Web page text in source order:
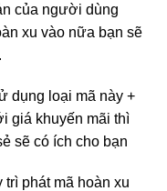
của người dùng
xu vào nữa bạn sẽ
dụng loại mã này +
giá khuyến mãi thì
sẽ có ích cho bạn
trì phát mã hoàn xu